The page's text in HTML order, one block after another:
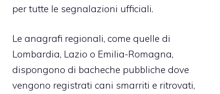
per tutte le segnalazioni ufficiali.
Le anagrafi regionali, come quelle di
Lombardia, Lazio o Emilia-Romagna,
dispongono di bacheche pubbliche dove
vengono registrati cani smarriti e ritrovati,